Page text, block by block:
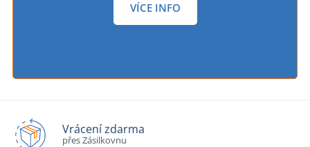
VÍCE INFO
Vrácení zdarma
přes Zásilkovnu